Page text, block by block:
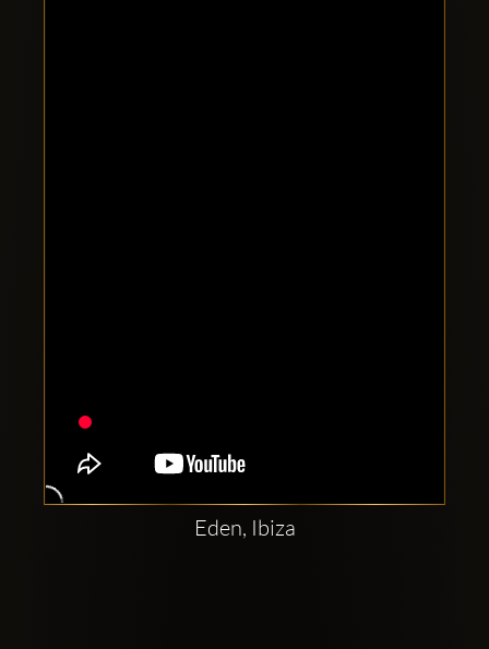
соцсетях:
Eden, Ibiza